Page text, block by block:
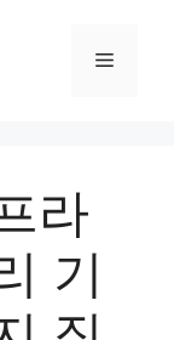
Menu
라
기